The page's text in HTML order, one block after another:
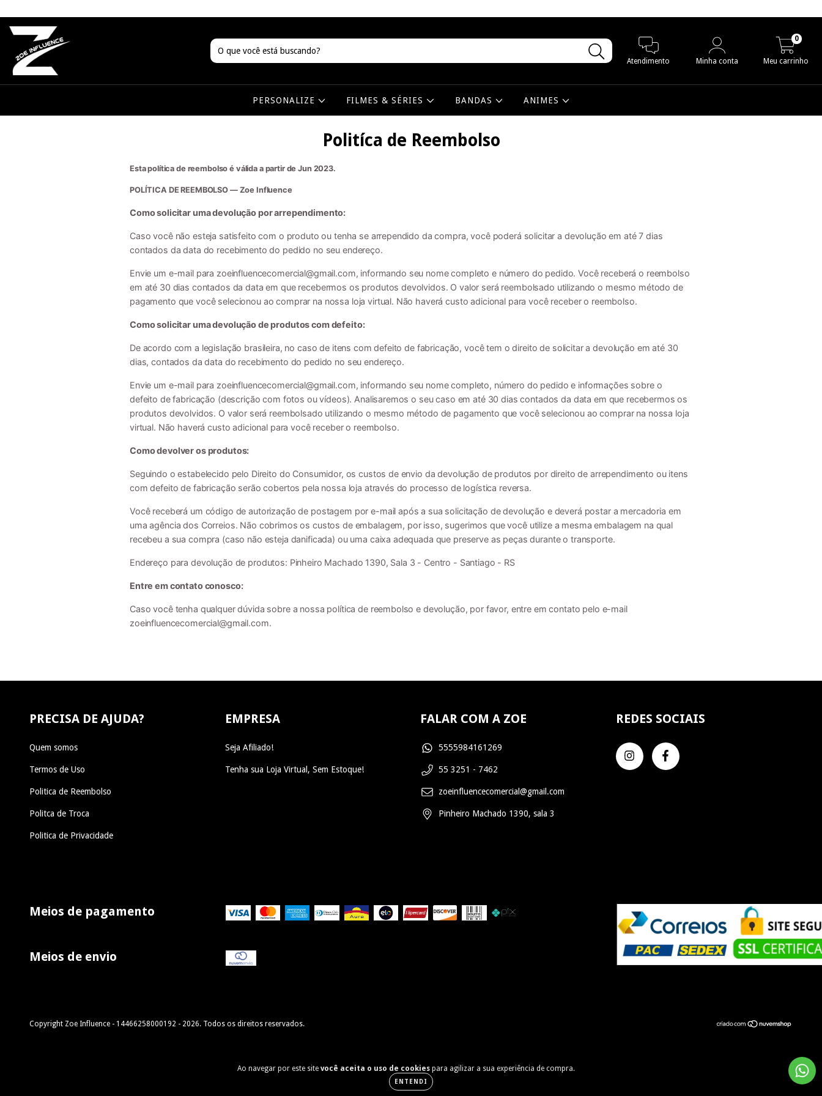
Atendimento Minha conta Meu carrinho
0
PERSONALIZE FILMES & SÉRIES BANDAS ANIMES
Ao navegar por este site você aceita o uso de cookies para agilizar a sua experiência de compra.
ENTENDI
Politíca de Reembolso
Esta política de reembolso é válida a partir de Jun 2023.
POLÍTICA DE REEMBOLSO — Zoe Influence
Como solicitar uma devolução por arrependimento:
Caso você não esteja satisfeito com o produto ou tenha se arrependido da compra, você poderá solicitar a devolução em até 7 dias
contados da data do recebimento do pedido no seu endereço.
Envie um e-mail para zoeinfluencecomercial@gmail.com, informando seu nome completo e número do pedido. Você receberá o reembolso
em até 30 dias contados da data em que recebermos os produtos devolvidos. O valor será reembolsado utilizando o mesmo método de
pagamento que você selecionou ao comprar na nossa loja virtual. Não haverá custo adicional para você receber o reembolso.
Como solicitar uma devolução de produtos com defeito:
De acordo com a legislação brasileira, no caso de itens com defeito de fabricação, você tem o direito de solicitar a devolução em até 30
dias, contados da data do recebimento do pedido no seu endereço.
Envie um e-mail para zoeinfluencecomercial@gmail.com, informando seu nome completo, número do pedido e informações sobre o
defeito de fabricação (descrição com fotos ou vídeos). Analisaremos o seu caso em até 30 dias contados da data em que recebermos os
produtos devolvidos. O valor será reembolsado utilizando o mesmo método de pagamento que você selecionou ao comprar na nossa loja
virtual. Não haverá custo adicional para você receber o reembolso.
Como devolver os produtos:
Seguindo o estabelecido pelo Direito do Consumidor, os custos de envio da devolução de produtos por direito de arrependimento ou itens
com defeito de fabricação serão cobertos pela nossa loja através do processo de logística reversa.
Você receberá um código de autorização de postagem por e-mail após a sua solicitação de devolução e deverá postar a mercadoria em
uma agência dos Correios. Não cobrimos os custos de embalagem, por isso, sugerimos que você utilize a mesma embalagem na qual
recebeu a sua compra (caso não esteja danificada) ou uma caixa adequada que preserve as peças durante o transporte.
Endereço para devolução de produtos: Pinheiro Machado 1390, Sala 3 - Centro - Santiago - RS
Entre em contato conosco:
Caso você tenha qualquer dúvida sobre a nossa política de reembolso e devolução, por favor, entre em contato pelo e-mail
zoeinfluencecomercial@gmail.com.
PRECISA DE AJUDA?
Quem somos
Termos de Uso
Politica de Reembolso
Politca de Troca
Politica de Privacidade
EMPRESA
Seja Afiliado!
Tenha sua Loja Virtual, Sem Estoque!
FALAR COM A ZOE
5555984161269
55 3251 - 7462
zoeinfluencecomercial@gmail.com
Pinheiro Machado 1390, sala 3
REDES SOCIAIS
Meios de pagamento
Meios de envio
Copyright Zoe Influence - 14466258000192 - 2026. Todos os direitos reservados.